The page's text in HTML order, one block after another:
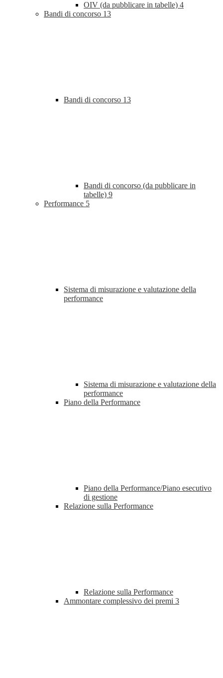
OIV (da pubblicare in tabelle) 4
Bandi di concorso 13
Bandi di concorso 13
Bandi di concorso (da pubblicare in
tabelle) 9
Performance 5
Sistema di misurazione e valutazione della
performance
Sistema di misurazione e valutazione della
performance
Piano della Performance
Piano della Performance/Piano esecutivo
di gestione
Relazione sulla Performance
Relazione sulla Performance
Ammontare complessivo dei premi 3